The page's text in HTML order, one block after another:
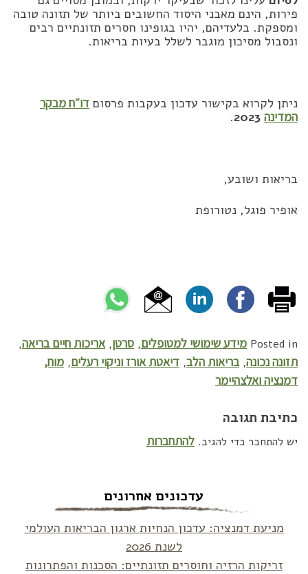
פירות, הינם מאבני היסוד החשובים ביותר של תזונה טובה
ומספקת. בלעדיהם, יהיו בגופינו חסרים תזונתיים רבים
ונסבול מסיכון מוגבר לשלל בעיות בריאות.
ניתן לקרוא בקישור עדכון בעקבות פרסום דו״ח מבקר
המדינה 2023
.
בריאות ושובע,
אופיר פוגל, נטורופת
Posted in מידע שימושי למטופלים, סרטן,אריכות חיים בריאה,
תזונה נכונה,בריאות הלב, דיאטת אורז וניקוי רעלים, מוח,
דמנציה ואלצהיימר
כתיבת תגובה
יש להתחבר כדי להגיב. להתחברות
עדכונים אחרונים
מניעת דמנציה: עדכון הנחיות ארגון הבריאות העולמי
לשנת 2026
זריקות הרזיה וחוסרים תזונתיים: הסכנות והפתרונות